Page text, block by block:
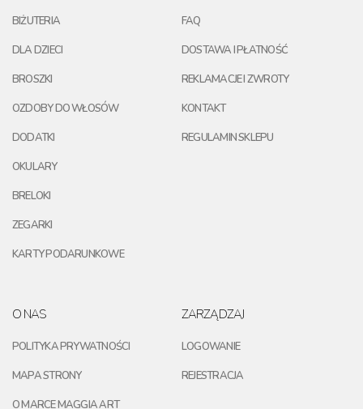
BIŻUTERIA
DLA DZIECI
BROSZKI
OZDOBY DO WŁOSÓW
DODATKI
OKULARY
BRELOKI
ZEGARKI
KARTY PODARUNKOWE
FAQ
DOSTAWA I PŁATNOŚĆ
REKLAMACJE I ZWROTY
KONTAKT
REGULAMIN SKLEPU
O NAS
POLITYKA PRYWATNOŚCI
MAPA STRONY
O MARCE MAGGIA ART
ZARZĄDZAJ
LOGOWANIE
REJESTRACJA